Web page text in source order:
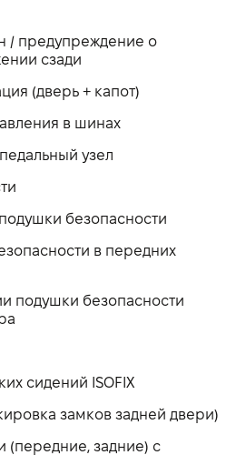
/ предупреждение о
сзади
(дверь + капот)
в шинах
узел
безопасности
в передних
подушки безопасности
сидений ISOFIX
замков задней двери)
(передние, задние) с